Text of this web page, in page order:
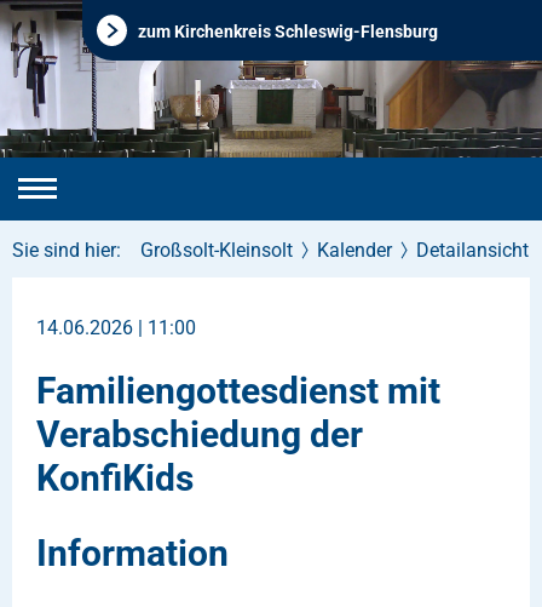
zum Kirchenkreis Schleswig-Flensburg
Sie sind hier: Großsolt-Kleinsolt Kalender Detailansicht
14.06.2026 | 11:00
Familiengottesdienst mit
Verabschiedung der
KonfiKids
Information